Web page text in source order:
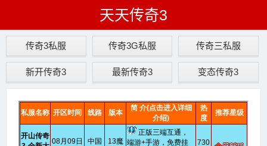
天天传奇3
传奇3私服 传奇3G私服 传奇三私服
新开传奇3 最新传奇3 变态传奇3